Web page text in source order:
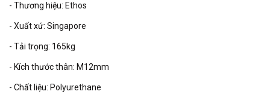
- Thương hiệu: Ethos
- Xuất xứ: Singapore
- Tải trọng: 165kg
- Kích thước thân: M12mm
- Chất liệu: Polyurethane